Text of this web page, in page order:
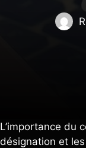
L’importance du
désignation et